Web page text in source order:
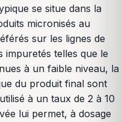
se situe dans la
micronisés au
sur les lignes de
impuretés telles que le
à un faible niveau, la
du produit final sont
à un taux de 2 à 10
lui permet, à dosage